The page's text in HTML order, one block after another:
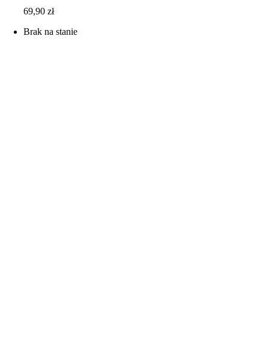
69,90zł
Brak na stanie